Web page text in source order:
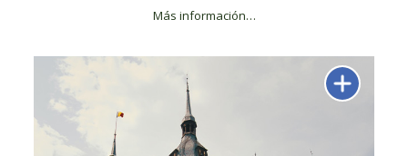
Más información…